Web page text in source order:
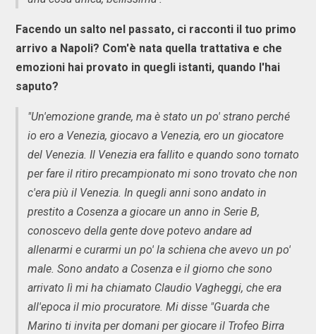
Facendo un salto nel passato, ci racconti il tuo primo
arrivo a Napoli? Com'è nata quella trattativa e che
emozioni hai provato in quegli istanti, quando l'hai
saputo?
"Un'emozione grande, ma è stato un po' strano perché
io ero a Venezia, giocavo a Venezia, ero un giocatore
del Venezia. Il Venezia era fallito e quando sono tornato
per fare il ritiro precampionato mi sono trovato che non
c'era più il Venezia. In quegli anni sono andato in
prestito a Cosenza a giocare un anno in Serie B,
conoscevo della gente dove potevo andare ad
allenarmi e curarmi un po' la schiena che avevo un po'
male. Sono andato a Cosenza e il giorno che sono
arrivato lì mi ha chiamato Claudio Vagheggi, che era
all'epoca il mio procuratore. Mi disse "Guarda che
Marino ti invita per domani per giocare il Trofeo Birra